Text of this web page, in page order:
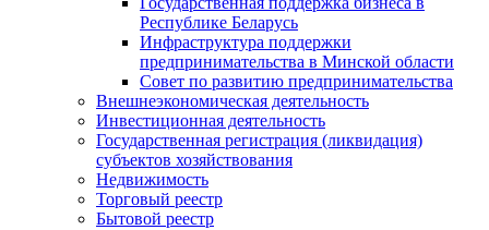
Республике Беларусь
Инфраструктура поддержки
предпринимательства в Минской области
Совет по развитию предпринимательства
Внешнеэкономическая деятельность
Инвестиционная деятельность
Государственная регистрация (ликвидация)
субъектов хозяйствования
Недвижимость
Торговый реестр
Бытовой реестр